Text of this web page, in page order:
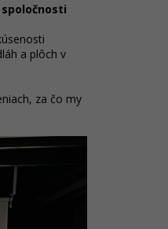
a plôch v
za čo my